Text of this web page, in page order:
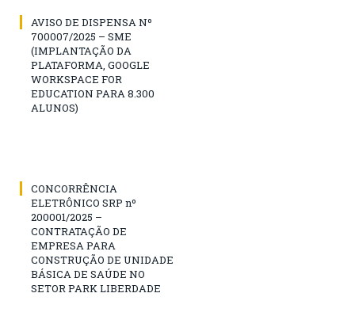
AVISO DE DISPENSA Nº
700007/2025 – SME
(IMPLANTAÇÃO DA
PLATAFORMA, GOOGLE
WORKSPACE FOR
EDUCATION PARA 8.300
ALUNOS)
CONCORRÊNCIA
ELETRÔNICO SRP nº
200001/2025 –
CONTRATAÇÃO DE
EMPRESA PARA
CONSTRUÇÃO DE UNIDADE
BÁSICA DE SAÚDE NO
SETOR PARK LIBERDADE